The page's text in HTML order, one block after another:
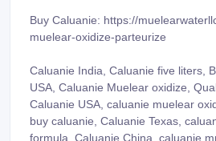
Buy Caluanie: https://
muelear-oxidize-parteurize
Caluanie India, Caluanie five liters,
USA, Caluanie Muelear oxidize,
Caluanie USA, caluanie muelear
buy caluanie, Caluanie Texas,
formula, Caluanie China, caluanie